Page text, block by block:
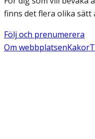
finns det flera olika sätt
Följ och prenumerera
Om webbplatsenKakor